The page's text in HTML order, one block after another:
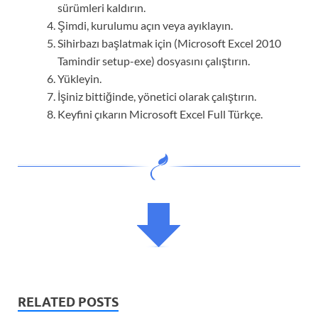
sürümleri kaldırın.
Şimdi, kurulumu açın veya ayıklayın.
Sihirbazı başlatmak için (Microsoft Excel 2010
Tamindir setup-exe) dosyasını çalıştırın.
Yükleyin.
İşiniz bittiğinde, yönetici olarak çalıştırın.
Keyfini çıkarın Microsoft Excel Full Türkçe.
RELATED POSTS